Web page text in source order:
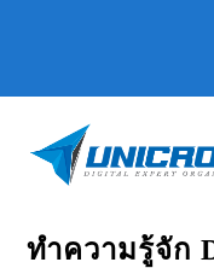
ทำความรู้จัก